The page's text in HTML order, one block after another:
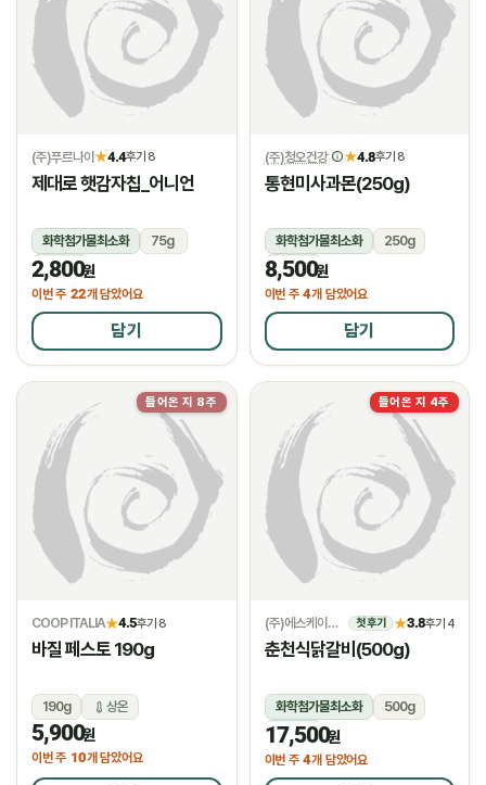
(주)푸르나이★4.4후기 8
제대로 햇감자칩_어니언
화학첨가물최소화
75g
상온
2,800원
이번 주 22개 담았어요
담기
(주)청오건강 ★4.8후기 8
통현미사과몬(250g)
화학첨가물최소화
250g
상온
8,500원
이번 주 4개 담았어요
담기
들어온 지 8주
COOP ITALIA★4.5후기 8
바질 페스토 190g
190g 상온
5,900원
이번 주 10개 담았어요
들어온 지 4주
(주)에스케이위드 첫 후기 ★3.8후기 4
춘천식닭갈비(500g)
화학첨가물최소화
500g
냉동
17,500원
이번 주 4개 담았어요